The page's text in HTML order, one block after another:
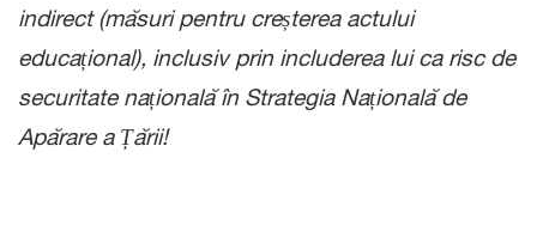
indirect (măsuri pentru creșterea actului
educațional), inclusiv prin includerea lui ca risc de
securitate națională în Strategia Națională de
Apărare a Țării!